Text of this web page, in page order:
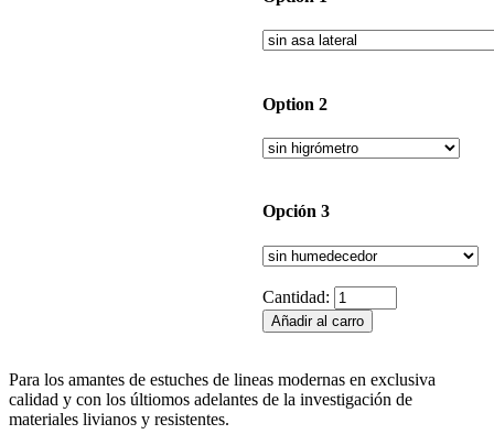
Option 2
Opción 3
Cantidad:
Para los amantes de estuches de lineas modernas en exclusiva
calidad y con los últiomos adelantes de la investigación de
materiales livianos y resistentes.